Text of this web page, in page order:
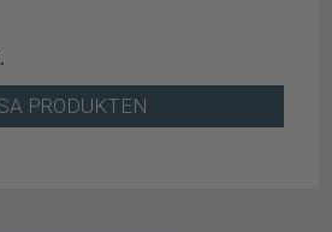
PRODUKTEN